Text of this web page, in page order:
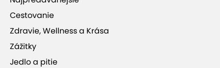
Cestovanie
Zdravie, Wellness a Krása
Zážitky
Jedlo a pitie